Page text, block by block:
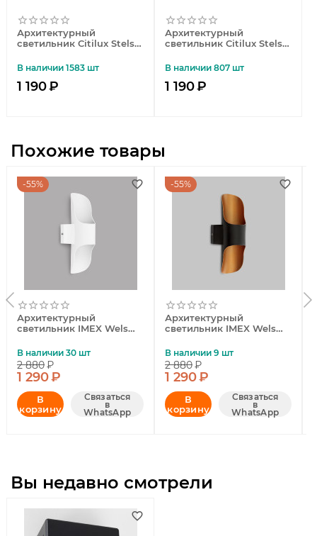
Архитектурный
светильник Citilux Stels
В наличии 1583 шт
1 190₽
Архитектурный
светильник Citilux Stels
В наличии 807 шт
1 190₽
Похожие товары
55%
Архитектурный
светильник IMEX Wels
В наличии 30 шт
2 880₽
1 290₽
В
корзину
Связаться
в
WhatsApp
55%
Архитектурный
светильник IMEX Wels
В наличии 9 шт
2 880₽
1 290₽
В
корзину
Связаться
в
WhatsApp
Вы недавно смотрели